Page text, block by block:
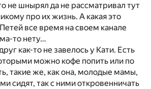
не шнырял да не рассматривал тут
про их жизнь. А какая это
все время на своем канале
то нету…
как-то не завелось у Кати. Есть
можно кофе попить или по
такие же, как она, молодые мамы,
сидят, так с ними откровенничать